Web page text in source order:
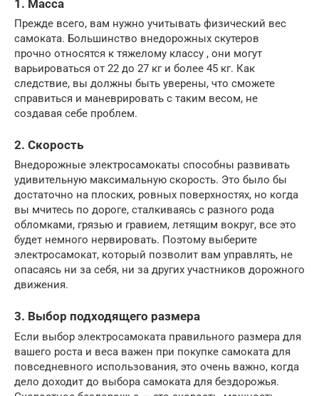
1. Масса
Прежде всего, вам нужно учитывать физический вес
самоката. Большинство внедорожных скутеров
прочно относятся к тяжелому классу , они могут
варьироваться от 22 до 27 кг и более 45 кг. Как
следствие, вы должны быть уверены, что сможете
справиться и маневрировать с таким весом, не
создавая себе проблем.
2. Скорость
Внедорожные электросамокаты способны развивать
удивительную максимальную скорость. Это было бы
достаточно на плоских, ровных поверхностях, но когда
вы мчитесь по дороге, сталкиваясь с разного рода
обломками, грязью и гравием, летящим вокруг, все это
будет немного нервировать. Поэтому выберите
электросамокат, который позволит вам управлять, не
опасаясь ни за себя, ни за других участников дорожного
движения.
3. Выбор подходящего размера
Если выбор электросамоката правильного размера для
вашего роста и веса важен при покупке самоката для
повседневного использования, это очень важно, когда
дело доходит до выбора самоката для бездорожья.